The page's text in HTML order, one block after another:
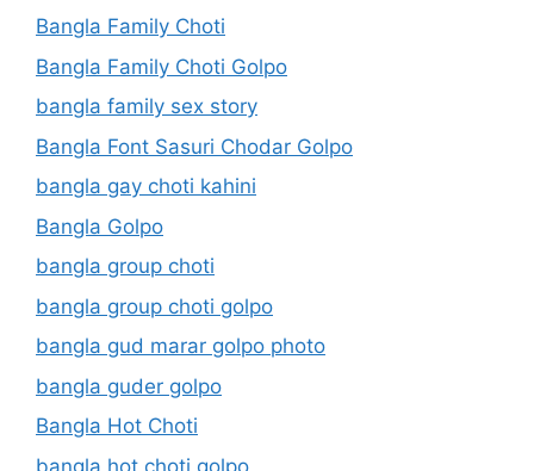
Bangla Family Choti
Bangla Family Choti Golpo
bangla family sex story
Bangla Font Sasuri Chodar Golpo
bangla gay choti kahini
Bangla Golpo
bangla group choti
bangla group choti golpo
bangla gud marar golpo photo
bangla guder golpo
Bangla Hot Choti
bangla hot choti golpo